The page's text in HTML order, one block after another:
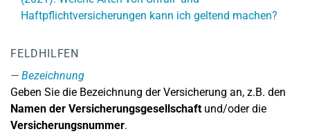
Haftpflichtversicherungen kann ich geltend machen?
FELDHILFEN
Bezeichnung
Geben Sie die Bezeichnung der Versicherung an, z.B. den
Namen der Versicherungsgesellschaftund/oder die
Versicherungsnummer.